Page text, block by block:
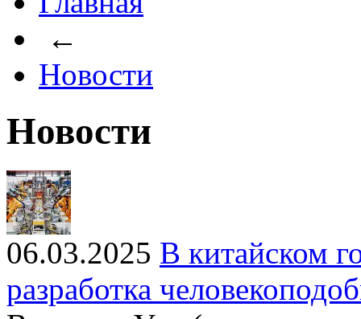
←
Новости
Новости
06.03.2025 В китайском
разработка